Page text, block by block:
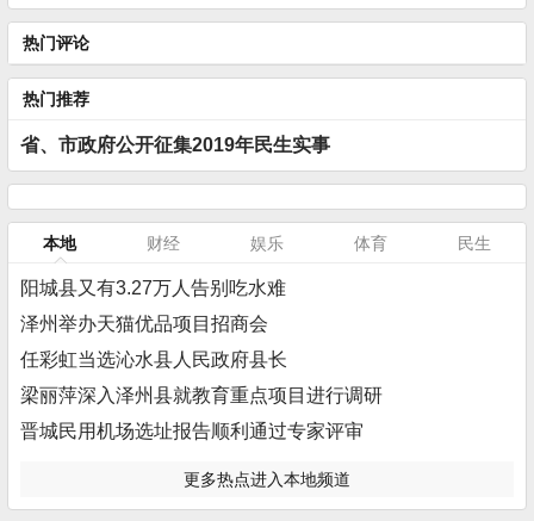
热门评论
热门推荐
省、市政府公开征集2019年民生实事
本地 财经 娱乐 体育 民生
阳城县又有3.27万人告别吃水难
泽州举办天猫优品项目招商会
任彩虹当选沁水县人民政府县长
梁丽萍深入泽州县就教育重点项目进行调研
晋城民用机场选址报告顺利通过专家评审
更多热点进入本地频道